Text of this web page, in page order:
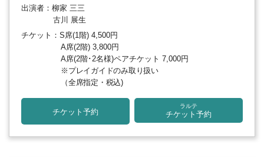
出演者：柳家 三三
古川 展生
チケット：S席(1階) 4,500円
A席(2階) 3,800円
A席(2階･2名様)ペアチケット 7,000円
※プレイガイドのみ取り扱い
（全席指定・税込)
チケット予約
ラルテ
チケット予約